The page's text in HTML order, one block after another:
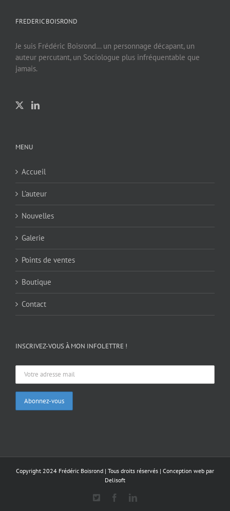
FREDERIC BOISROND
Je suis Frédéric Boisrond… un personnage décapant, un
auteur percutant, un Sociologue plus infréquentable que
jamais.
MENU
Accueil
L’auteur
Nouvelles
Galerie
Points de ventes
Boutique
Contact
INSCRIVEZ-VOUS À MON INFOLETTRE !
Copyright 2024 Frédéric Boisrond | Tous droits réservés | Conception web par
Delisoft
FacebookLinkedIn